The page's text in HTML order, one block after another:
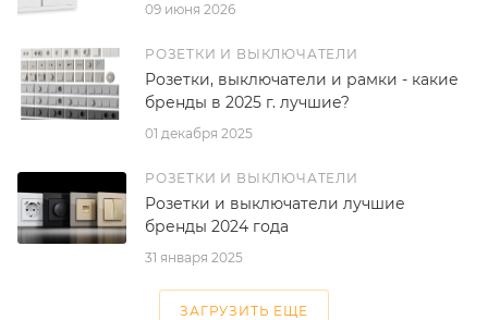
09 июня 2026
РОЗЕТКИ И ВЫКЛЮЧАТЕЛИ
01 декабря 2025
Розетки, выключатели и рамки - какие
бренды в 2025 г. лучшие?
РОЗЕТКИ И ВЫКЛЮЧАТЕЛИ
31 января 2025
Розетки и выключатели лучшие
бренды 2024 года
ЗАГРУЗИТЬ ЕЩЕ